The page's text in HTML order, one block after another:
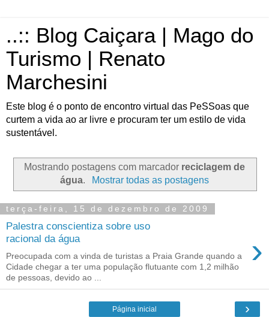
..:: Blog Caiçara | Mago do
Turismo | Renato
Marchesini
Este blog é o ponto de encontro virtual das PeSSoas que
curtem a vida ao ar livre e procuram ter um estilo de vida
sustentável.
Mostrando postagens com marcador reciclagem de
água. Mostrar todas as postagens
terça-feira, 15 de dezembro de 2009
Palestra conscientiza sobre uso
racional da água
›
Preocupada com a vinda de turistas a Praia Grande quando a
Cidade chegar a ter uma população flutuante com 1,2 milhão
de pessoas, devido ao ...
›
Página inicial